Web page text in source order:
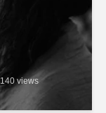
140 views